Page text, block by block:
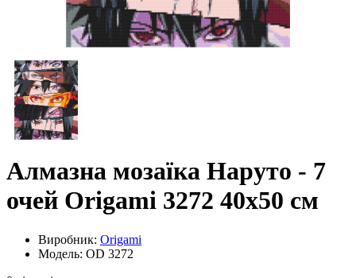
Алмазна мозаїка Наруто - 7
очей Origami 3272 40x50 см
Виробник: Origami
Модель: OD 3272